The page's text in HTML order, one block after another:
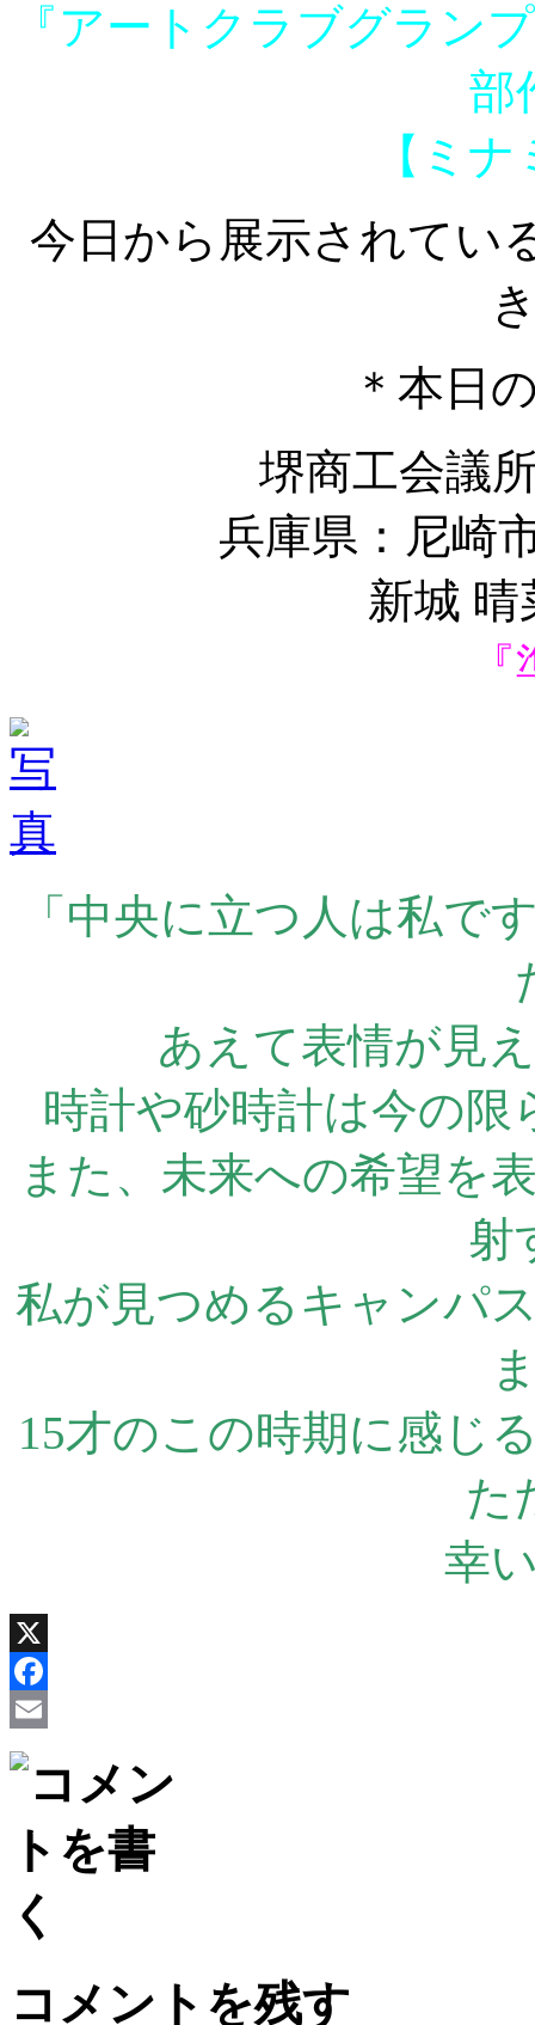
『アートクラブグラン
部
【ミ
今日から展示されてい
＊本日
堺商工会議
兵庫県：尼崎
新城
「中央に立つ人は私で
あえて表情が見
時計や砂時計は今の
また、未来への希望を
射
私が見つめるキャンパ
15才のこの時期に感じ
た
幸
X
Facebook
Email
コメントを残す